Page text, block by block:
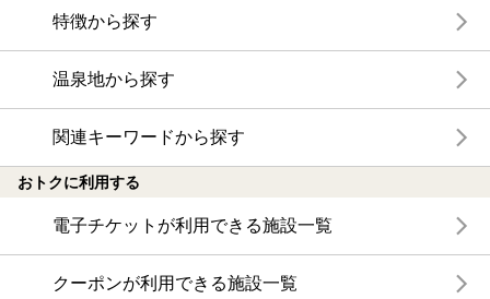
特徴から探す
温泉地から探す
関連キーワードから探す
おトクに利用する
電子チケットが利用できる施設一覧
クーポンが利用できる施設一覧